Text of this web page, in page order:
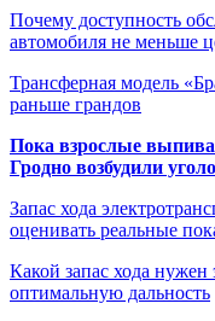
Почему доступность
автомобиля не меньше
Трансферная модель
раньше грандов
Пока взрослые
Гродно возбудили
Запас хода
оценивать реальные
Какой запас хода нужен
оптимальную дальность